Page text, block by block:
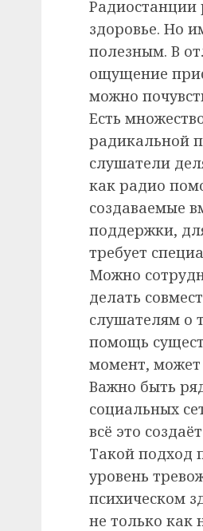
Радиостанции
здоровье. Но
полезным. В
ощущение
можно
Есть
радикальной
слушатели
как радио
создаваемые
поддержки,
требует
Можно
делать
слушателям о
помощь
момент, может
Важно быть
социальных
всё это
Такой подход
уровень
психическом
не только как